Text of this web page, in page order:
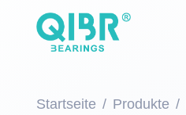
Startseite Produkte